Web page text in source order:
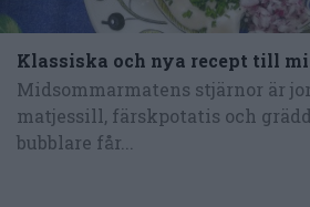
Klassiska och nya recept till
Midsommarmatens stjärnor är
matjessill, färskpotatis och
bubblare får...